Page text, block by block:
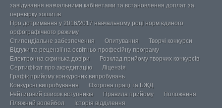
завідування навчальними кабінетами та встановлення доплат за
перевірку зошитів
Про дотримання у 2016/2017 навчальному році норм єдиного
орфографічного режиму
Стипендіальне забезпечення
Опитування
Творчі конкурси
Відгуки та рецензії на освітньо-професійну програму
Електронна скринька довіри
Розклад прийому творчих конкурсів
Сертифікат про акредитацію
Ліцензія
Графік прийому конкурсних випробувань
Конкурсні випробування
Охорона праці та БЖД
Рейтиговий список вступників
Правила прийому
Положення
Пляжний волейбол
Історія відділення